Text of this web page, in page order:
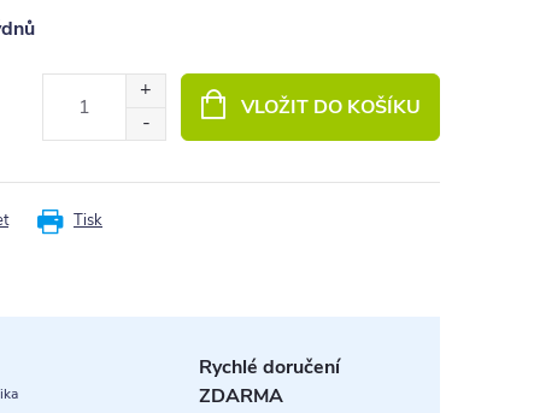
VLOŽIT DO KOŠÍKU
Tisk
Rychlé doručení
ZDARMA